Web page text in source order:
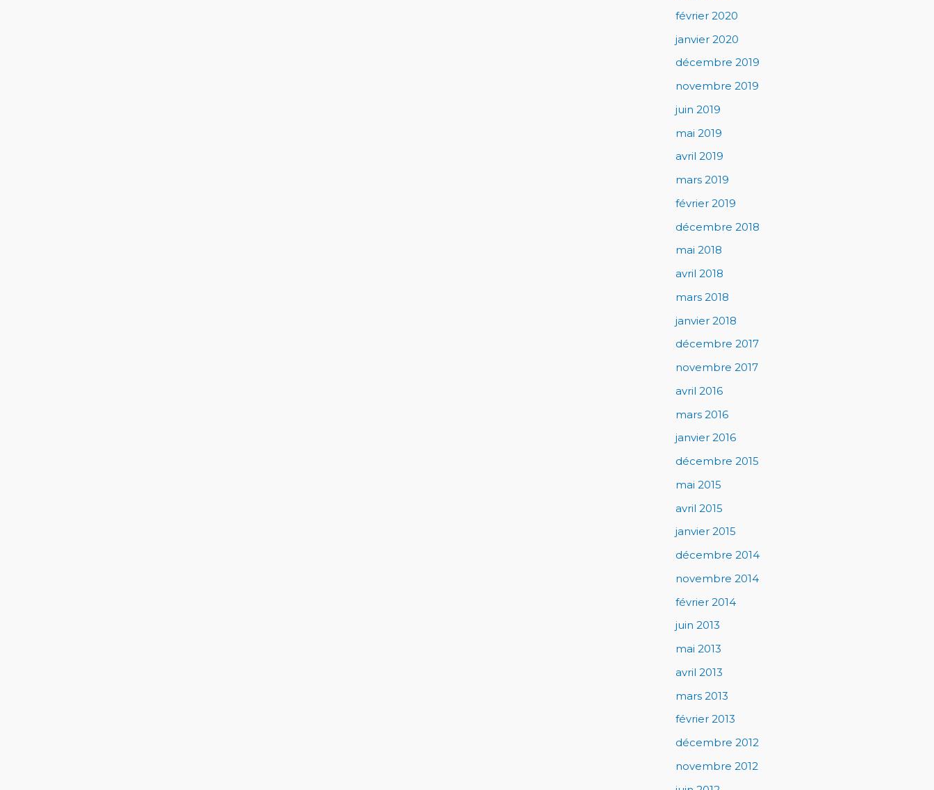
février 2020
janvier 2020
décembre 2019
novembre 2019
juin 2019
mai 2019
avril 2019
mars 2019
février 2019
décembre 2018
mai 2018
avril 2018
mars 2018
janvier 2018
décembre 2017
novembre 2017
avril 2016
mars 2016
janvier 2016
décembre 2015
mai 2015
avril 2015
janvier 2015
décembre 2014
novembre 2014
février 2014
juin 2013
mai 2013
avril 2013
mars 2013
février 2013
décembre 2012
novembre 2012